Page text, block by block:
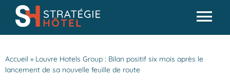
Passer
contenu
Analyses & conseils
Accueil » Louvre Hotels Group : Bilan positif six mois après le
lancement de sa nouvelle feuille de route